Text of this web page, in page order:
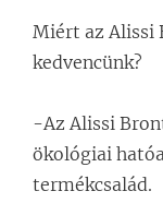
Miért az Alissi
kedvencünk?
-Az Alissi
ökológiai
termékcsalád.